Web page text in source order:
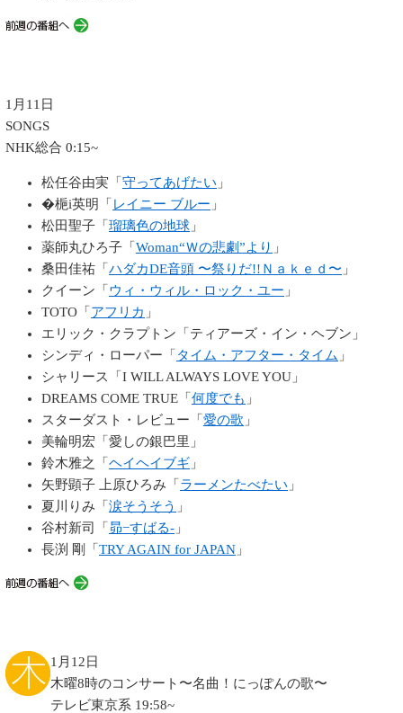
1月11日
SONGS
NHK総合 0:15~
松任谷由実「 守ってあげたい 」
�梔i英明「 レイニー ブルー 」
松田聖子「 瑠璃色の地球 」
薬師丸ひろ子「 Woman“Ｗの悲劇”より 」
桑田佳祐「 ハダカDE音頭 〜祭りだ!!Ｎａｋｅｄ〜 」
クイーン「 ウィ・ウィル・ロック・ユー 」
TOTO「 アフリカ 」
エリック・クラプトン「ティアーズ・イン・ヘブン」
シンディ・ローパー「 タイム・アフター・タイム 」
シャリース「I WILL ALWAYS LOVE YOU」
DREAMS COME TRUE「 何度でも 」
スターダスト・レビュー「 愛の歌 」
美輪明宏「愛しの銀巴里」
鈴木雅之「 ヘイヘイブギ 」
矢野顕子 上原ひろみ「 ラーメンたべたい 」
夏川りみ「 涙そうそう 」
谷村新司「 昴−すばる- 」
長渕 剛「 TRY AGAIN for JAPAN 」
1月12日
木曜8時のコンサート〜名曲！にっぽんの歌〜
テレビ東京系 19:58~